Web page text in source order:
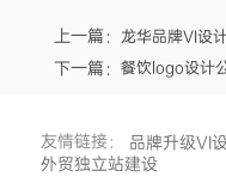
上一篇： 龙华品牌VI设
下一篇： 餐饮logo设计
友情链接： 品牌升级VI
外贸独立站建设